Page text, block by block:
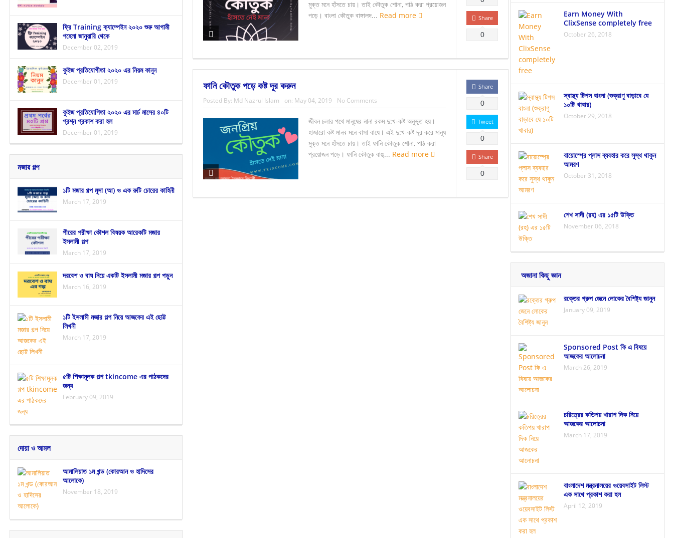
মুক্ত মনে হাঁসতে চায়। তাই কৌতুক শোনা, পাঠ করা প্রয়োজন
পড়ে। বাংলা কৌতুক বাঙ্গালদ... Read more Share
0
ফানি কৌতুক পড়ে কষ্ট দূর করুন
Posted By: Md Nazrul Islam on: May 04, 2019 No Comments
জীবন চলার পথে মানূষের নানা রকম দু:খ-কষ্ট অনুভূত হয়।
হাজারো কষ্ট মানব মনে বাসা বাধে। এই দু:খ-কষ্ট দূর করে মানূষ
মুক্ত মনে হাঁসতে চায়। তাই ফানি কৌতুক শোনা, পাঠ করা
প্রয়োজন পড়ে। ফানি কৌতুক বাঙ্... Read more
Share
0
Tweet
0
Share
0
ফ্রি Training ক্যাম্পেইন ২০২০ শুরু আগামী
পহেলা জানুয়ারি থেকে
December 02, 2019
কুইজ প্রতিযোগীতা ২০২০ এর নিয়ম কানুন
December 01, 2019
কুইজ প্রতিযোগিতা ২০২০ এর মার্চ মাসের ৪০টি
প্রশ্ন প্রকাশ করা হল
December 01, 2019
মজার গল্প
১টি মজার গল্প মূসা (আ) ও এক রুটি চোরের কাহিনী
March 17, 2019
পীরের পরীক্ষা কৌশল বিষয়ক আরেকটি মজার
ইসলামী গল্প
March 17, 2019
দরবেশ ও বাঘ নিয়ে একটি ইসলামী মজার গল্প পড়ুন
March 16, 2019
১টি ইসলামী মজার গল্প নিয়ে আজকের এই ছোট্ট
লিখনী
March 17, 2019
৫টি শিক্ষামূলক গল্প tkincome এর পাঠকদের
জন্য
February 09, 2019
দোয়া ও আমল
আমালিয়াত ১ম খন্ড (কোরআন ও হাদিসের
আলোকে)
November 18, 2019
Earn Money With
ClixSense completely free
October 26, 2018
স্বাস্থ্য টিপস বাংলা (শুক্রাণু বাড়াবে যে
১০টি খাবার)
October 29, 2018
বায়োস্প্রে প্লাস ব্যবহার করে সুস্থ থাকুন
আমরণ
October 31, 2018
শেখ সাদী (রহ) এর ১৫টি উক্তি
November 06, 2018
অজানা কিছু জ্ঞান
রক্তের গ্রুপ জেনে লোকের বৈশিষ্ট্য জানুন
January 09, 2019
Sponsored Post কি এ বিষয়ে
আজকের আলোচনা
March 26, 2019
চরিত্রের কতিপয় খারাপ দিক নিয়ে
আজকের আলোচনা
March 17, 2019
বাংলাদেশ মন্ত্রনালয়ের ওয়েবসাইট লিস্ট
এক সাথে প্রকাশ করা হল
April 12, 2019